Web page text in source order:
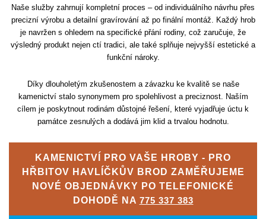
Naše služby zahrnují kompletní proces – od individuálního návrhu přes
precizní výrobu a detailní gravírování až po finální montáž. Každý hrob
je navržen s ohledem na specifické přání rodiny, což zaručuje, že
výsledný produkt nejen ctí tradici, ale také splňuje nejvyšší estetické a
funkční nároky.
Díky dlouholetým zkušenostem a závazku ke kvalitě se naše
kamenictví stalo synonymem pro spolehlivost a preciznost. Naším
cílem je poskytnout rodinám důstojné řešení, které vyjadřuje úctu k
památce zesnulých a dodává jim klid a trvalou hodnotu.
KAMENICTVÍ PRO VAŠE HROBY - PRO
HŘBITOV HAVLÍČKŮV BROD ZAMĚŘUJEME
NOVÉ OBJEDNÁVKY PO TELEFONICKÉ
DOHODĚ NA 775 337 383